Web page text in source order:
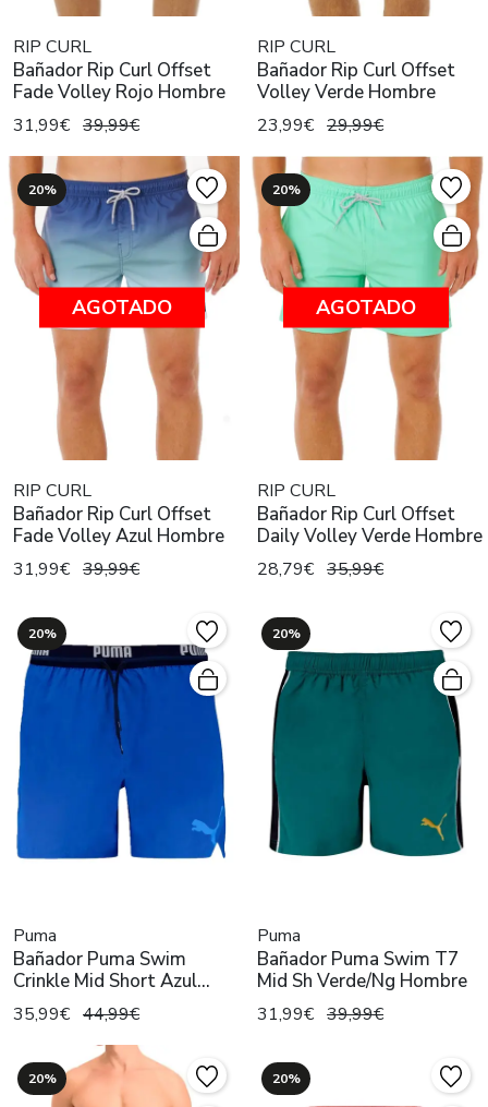
RIP CURL
Bañador Rip Curl Offset
Fade Volley Rojo Hombre
31,99€ 39,99€
RIP CURL
Bañador Rip Curl Offset
Volley Verde Hombre
23,99€ 29,99€
20%
AGOTADO
RIP CURL
Bañador Rip Curl Offset
Fade Volley Azul Hombre
31,99€ 39,99€
20%
AGOTADO
RIP CURL
Bañador Rip Curl Offset
Daily Volley Verde Hombre
28,79€ 35,99€
20%
Puma
Bañador Puma Swim
Crinkle Mid Short Azul
Hombre
35,99€ 44,99€
20%
Puma
Bañador Puma Swim T7
Mid Sh Verde/Ng Hombre
31,99€ 39,99€
20% 20%